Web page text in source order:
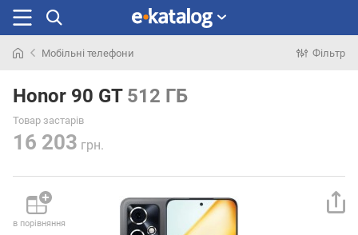
раніше
Мобільні телефони Фільтр
Honor 90 GT 512 ГБ
Товар застарів
16 203 грн.
в порівняння